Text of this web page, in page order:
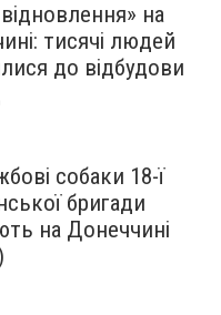
на
тисячі людей
до відбудови
собаки 18-ї
бригади
на Донеччині